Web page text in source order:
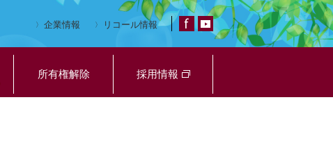
企業情報 リコール情報
所有権解除 採用情報